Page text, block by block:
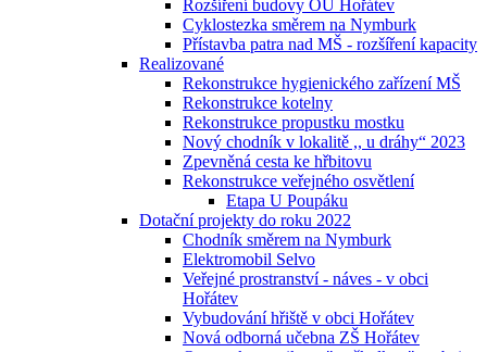
Rozšíření budovy OÚ Hořátev
Cyklostezka směrem na Nymburk
Přístavba patra nad MŠ - rozšíření kapacity
Realizované
Rekonstrukce hygienického zařízení MŠ
Rekonstrukce kotelny
Rekonstrukce propustku mostku
Nový chodník v lokalitě ,, u dráhy“ 2023
Zpevněná cesta ke hřbitovu
Rekonstrukce veřejného osvětlení
Etapa U Poupáku
Dotační projekty do roku 2022
Chodník směrem na Nymburk
Elektromobil Selvo
Veřejné prostranství - náves - v obci
Hořátev
Vybudování hřiště v obci Hořátev
Nová odborná učebna ZŠ Hořátev